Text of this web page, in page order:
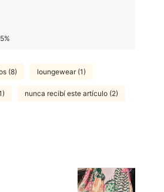
5%
(8) loungewear (1)
nunca recibí este artículo (2)